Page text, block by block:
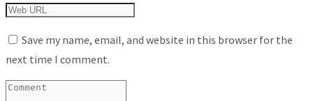
Save my name, email, and website in this browser for the
next time I comment.